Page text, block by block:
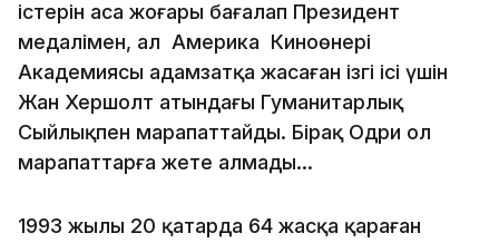
істерін аса жоғары бағалап Президент
медалімен, ал Америка Киноөнері
Академиясы адамзатқа жасаған ізгі ісі үшін
Жан Хершолт атындағы Гуманитарлық
Сыйлықпен марапаттайды. Бірақ Одри ол
марапаттарға жете алмады...
1993 жылы 20 қаңтарда 64 жасқа қараған